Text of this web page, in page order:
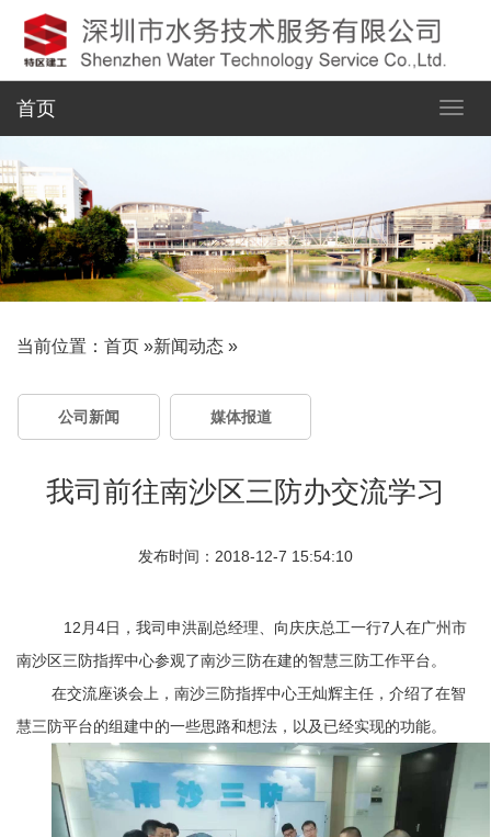
首页
当前位置： 首页 »新闻动态 »
公司新闻 媒体报道
我司前往南沙区三防办交流学习
发布时间：2018-12-7 15:54:10
12月4日，我司申洪副总经理、向庆庆总工一行7人在广州市
南沙区三防指挥中心参观了南沙三防在建的智慧三防工作平台。
在交流座谈会上，南沙三防指挥中心王灿辉主任，介绍了在智
慧三防平台的组建中的一些思路和想法，以及已经实现的功能。